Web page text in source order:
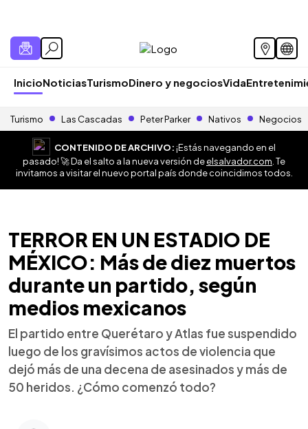
InicioNoticiasTurismoDinero y negociosVida
Turismo Las Cascadas Peter Parker Nativos Negocios
CONTENIDO DE ARCHIVO:¡Estás navegando en el
pasado! 🚀 Da el salto a la nueva versión deelsalvador.com . Te
invitamos a visitar el nuevo portal país donde coincidimos todos.
TERROR EN UN ESTADIO DE
MÉXICO: Más de diez muertos
durante un partido, según
medios mexicanos
El partido entre Querétaro y Atlas fue suspendido
luego de los gravísimos actos de violencia que
dejó más de una decena de asesinados y más de
50 heridos. ¿Cómo comenzó todo?